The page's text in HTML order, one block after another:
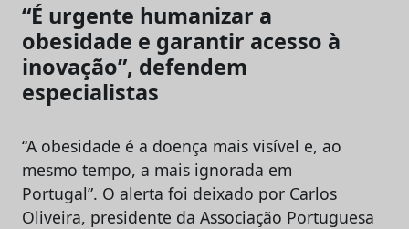
“É urgente humanizar a
obesidade e garantir acesso à
inovação”, defendem
especialistas
“A obesidade é a doença mais visível e, ao
mesmo tempo, a mais ignorada em
Portugal”. O alerta foi deixado por Carlos
Oliveira, presidente da Associação Portuguesa